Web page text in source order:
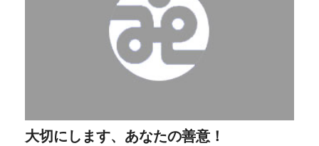
大切にします、あなたの善意！